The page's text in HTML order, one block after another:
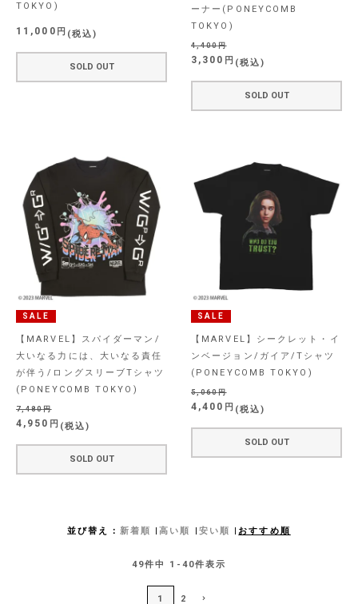
TOKYO)
11,000 税込
SOLD OUT
ーナー(PONEYCOMB
TOKYO)
4,400
3,300 税込
SOLD OUT
SALE
【MARVEL】スパイダーマン/
大いなる力には、大いなる責任
が伴う/ロングスリーブTシャツ
(PONEYCOMB TOKYO)
7,480
4,950 税込
SOLD OUT
SALE
【MARVEL】シークレット・イ
ンベージョン/ガイア/Tシャツ
(PONEYCOMB TOKYO)
5,060
4,400 税込
SOLD OUT
並び替え 新着順 高い順 安い順 おすすめ順
49件中 1 - 40件表示
1 2